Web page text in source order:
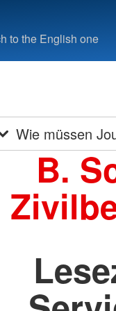
to the English one
Wie müssen
B.